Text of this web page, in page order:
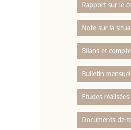
Rapport sur le
Note sur la
Bilans et
Bulletin
Etudes
Documents de